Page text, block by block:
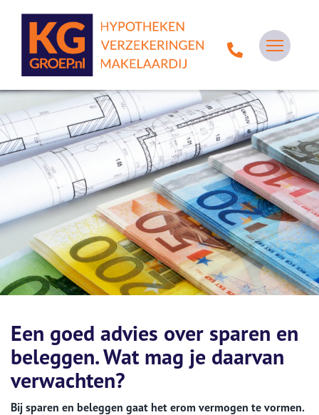
Een goed advies over sparen en
beleggen. Wat mag je daarvan
verwachten?
Bij sparen en beleggen gaat het erom vermogen te vormen.